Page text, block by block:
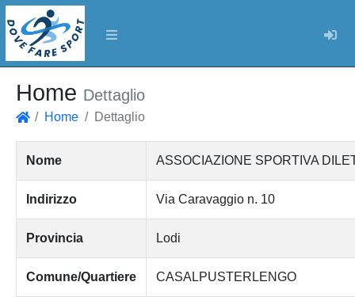
Home Dettaglio
Home Dettaglio
Nome ASSOCIAZIONE SPORTIVA
Indirizzo Via Caravaggio n. 10
Provincia Lodi
Comune/Quartiere CASALPUSTERLENGO